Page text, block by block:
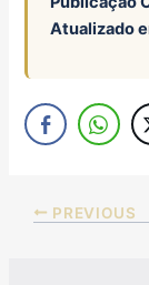
Atualizado
PREVIOUS